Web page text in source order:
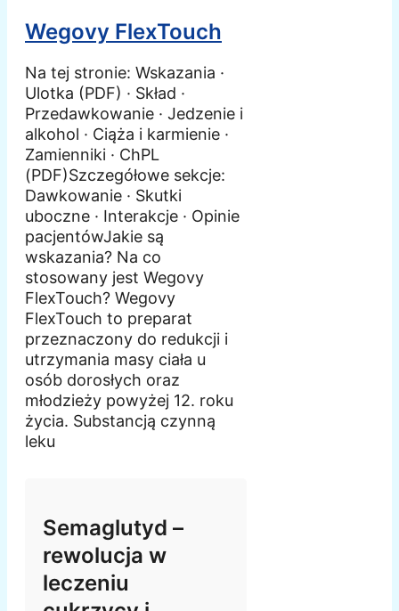
Wegovy FlexTouch
Na tej stronie: Wskazania ·
Ulotka (PDF) · Skład ·
Przedawkowanie · Jedzenie i
alkohol · Ciąża i karmienie ·
Zamienniki · ChPL
(PDF)Szczegółowe sekcje:
Dawkowanie · Skutki
uboczne · Interakcje · Opinie
pacjentówJakie są
wskazania? Na co
stosowany jest Wegovy
FlexTouch? Wegovy
FlexTouch to preparat
przeznaczony do redukcji i
utrzymania masy ciała u
osób dorosłych oraz
młodzieży powyżej 12. roku
życia. Substancją czynną
leku
Semaglutyd –
rewolucja w
leczeniu